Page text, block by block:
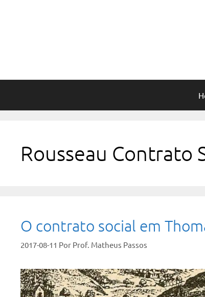
Rousseau Contrato
O contrato social em
2017-08-11 Por Prof. Matheus Passos